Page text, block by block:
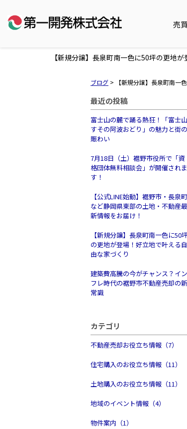
売
【新規分譲】長泉町南一色に50坪の更地
ブログ > 【新規分譲】長泉町南一
最近の投稿
富士山の麓で踊る熱狂！「富士山
すその阿波おどり」の魅力と街の
賑わい
7月18日（土）裾野市役所で「資
格団体無料相談会」が開催されま
す！
【公式LINE始動】裾野市・長泉町
など静岡県東部の土地・不動産最
新情報をお届け！
【新規分譲】長泉町南一色に50
の更地が登場！好立地で叶える自
由な家づくり
建築費高騰の今がチャンス？イン
フレ時代の裾野市不動産売却の新
常識
カテゴリ
不動産売却お役立ち情報（7）
住宅購入のお役立ち情報（11）
土地購入のお役立ち情報（11）
地域のイベント情報（4）
物件案内（1）